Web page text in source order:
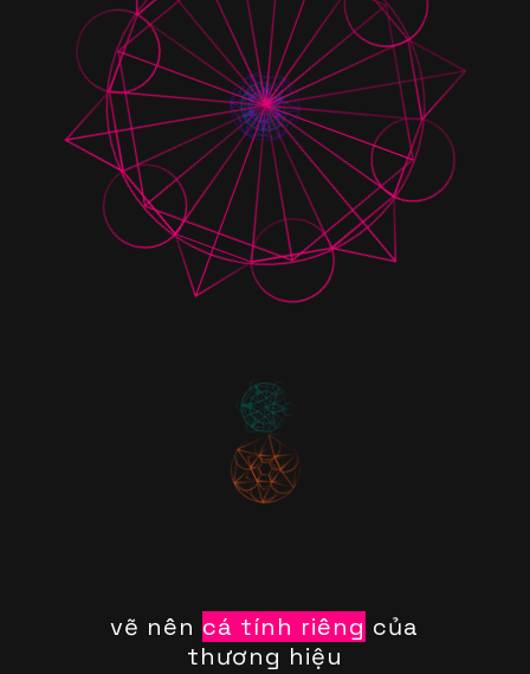
vẽ nên cá tính riêng của
thương hiệu